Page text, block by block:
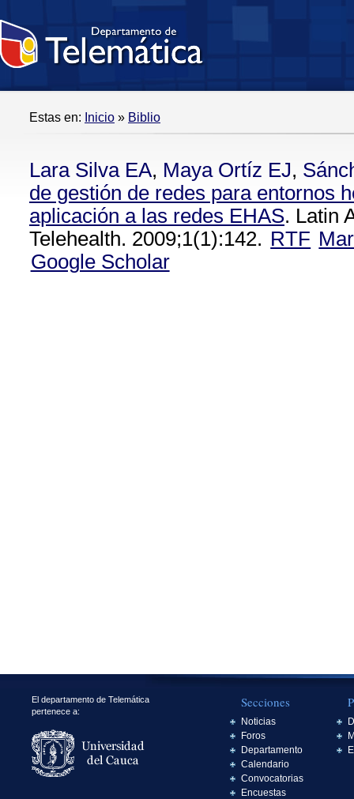
Estas en: Inicio » Biblio
Lara Silva EA, Maya Ortíz EJ,
de gestión de redes para entornos
aplicación a las redes EHAS. Latin
Telehealth. 2009;1(1):142. RTF
Google Scholar
El departamento de Telemática
pertenece a:
Secciones
Noticias
Foros
Departamento
Calendario
Convocatorias
Encuestas